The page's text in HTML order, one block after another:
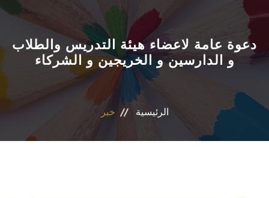
بوابة الطلاب
التسجيل الإلكتروني للطلاب
القطاعات
دعوة عامة لاعضاء هيئة التدريس والطلاب
و الدارسين و الخريجين و الشركاء
الرئيسية خبر